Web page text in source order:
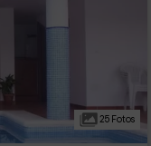
25 Fotos